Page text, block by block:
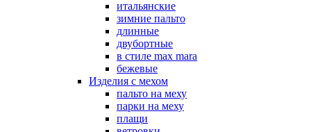
итальянские
зимние пальто
длинные
двубортные
в стиле max mara
бежевые
Изделия с мехом
пальто на меху
парки на меху
плащи